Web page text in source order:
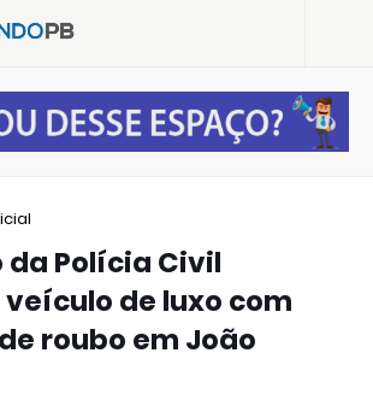
Polícia Civil
de luxo com
roubo em João